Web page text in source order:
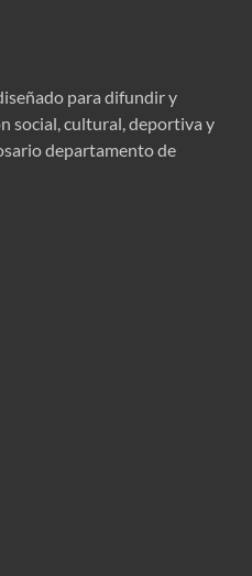
para difundir y
social, cultural, deportiva y
departamento de